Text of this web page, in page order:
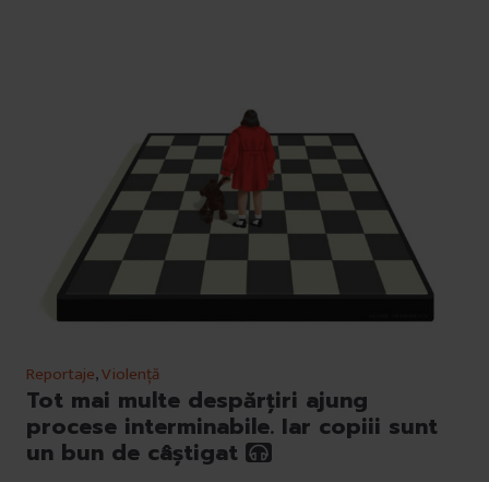
Reportaje,Violență
Tot mai multe despărțiri ajung
procese interminabile. Iar copiii sunt
un bun de câștigat